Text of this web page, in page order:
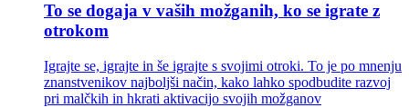
To se dogaja v vaših možganih, ko se igrate z
otrokom
Igrajte se, igrajte in še igrajte s svojimi otroki. To je po mnenju
znanstvenikov najboljši način, kako lahko spodbudite razvoj
pri malčkih in hkrati aktivacijo svojih možganov